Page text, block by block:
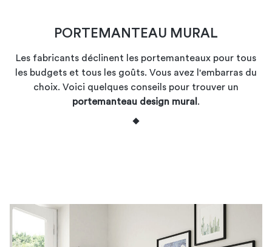
PORTEMANTEAU MURAL
Les fabricants déclinent les portemanteaux pour tous
les budgets et tous les goûts. Vous avez l'embarras du
choix. Voici quelques conseils pour trouver un
portemanteau design mural .